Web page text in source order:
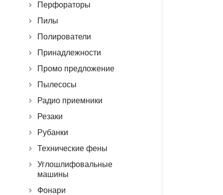
Перфораторы
Пилы
Полирователи
Принадлежности
Промо предложение
Пылесосы
Радио приемники
Резаки
Рубанки
Технические фены
Углошлифовальные
машины
Фонари